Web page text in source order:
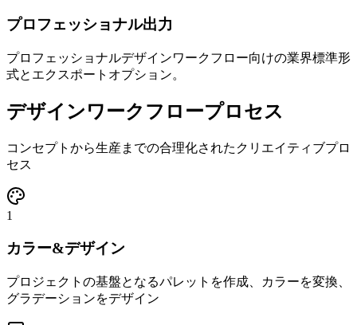
プロフェッショナル出力
プロフェッショナルデザインワークフロー向けの業界標準形
式とエクスポートオプション。
デザインワークフロープロセス
コンセプトから生産までの合理化されたクリエイティブプロ
セス
1
カラー&デザイン
プロジェクトの基盤となるパレットを作成、カラーを変換、
グラデーションをデザイン